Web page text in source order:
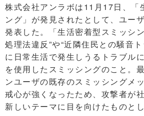
株式会社アンラボは11月17日、「
ング」が発見されたとして、ユー
発表した。「生活密着型スミッシ
処理法違反”や“近隣住民との騒音
に日常生活で発生しうるトラブル
を使用したスミッシングのこと。
ンユーザの既存のスミッシングメ
戒心が強くなったため、攻撃者が
新しいテーマに目を向けたものとし